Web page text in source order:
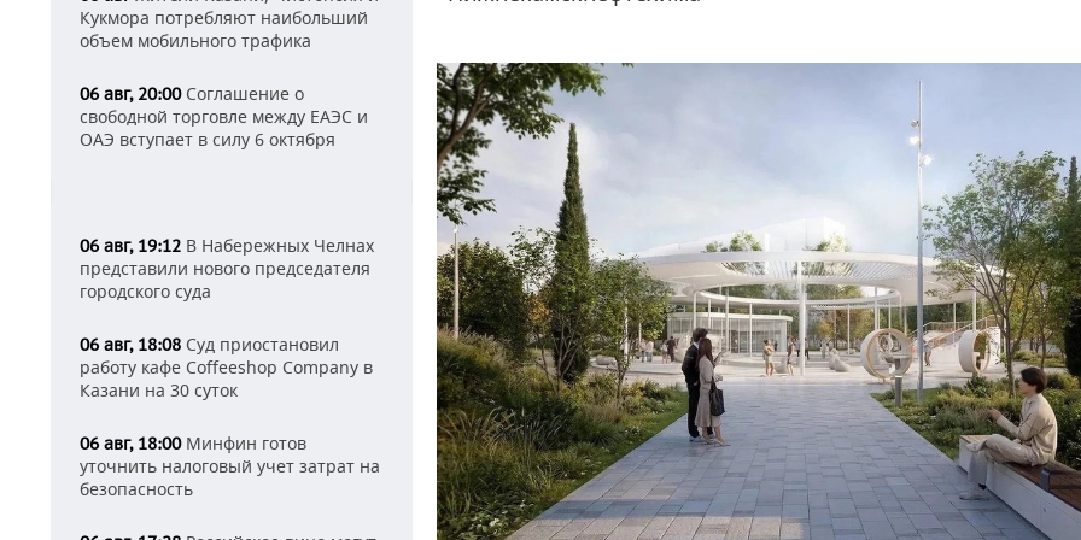
Кукмора потребляют наибольший
объем мобильного трафика
06 авг, 20:00Соглашение о
свободной торговле между ЕАЭС и
ОАЭ вступает в силу 6 октября
06 авг, 19:12 В Набережных Челнах
представили нового председателя
городского суда
06 авг, 18:08 Суд приостановил
работу кафе Coffeeshop Company в
Казани на 30 суток
06 авг, 18:00Минфин готов
уточнить налоговый учет затрат на
безопасность